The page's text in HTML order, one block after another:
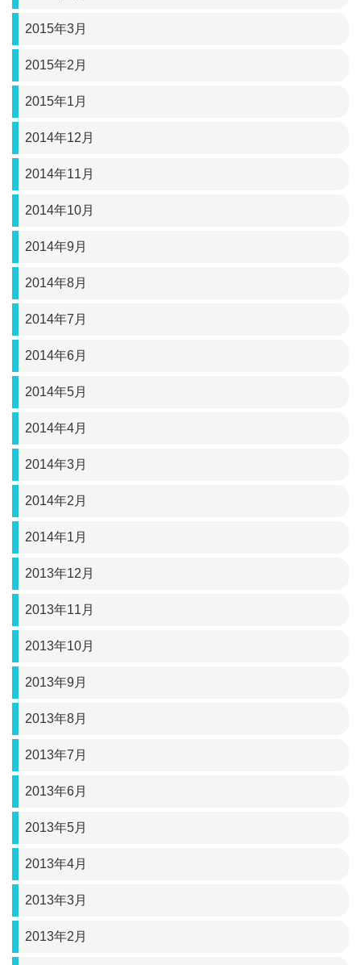
2015年3月
2015年2月
2015年1月
2014年12月
2014年11月
2014年10月
2014年9月
2014年8月
2014年7月
2014年6月
2014年5月
2014年4月
2014年3月
2014年2月
2014年1月
2013年12月
2013年11月
2013年10月
2013年9月
2013年8月
2013年7月
2013年6月
2013年5月
2013年4月
2013年3月
2013年2月